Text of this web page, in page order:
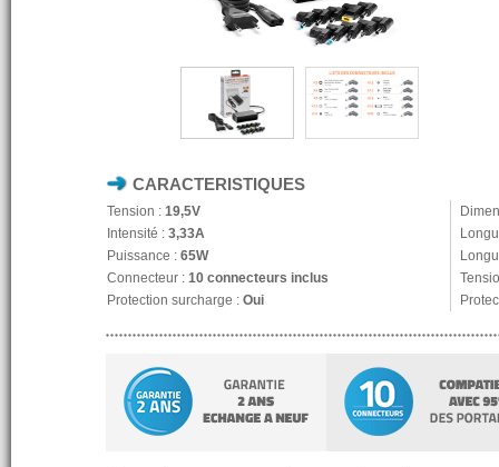
CARACTERISTIQUES
Tension : 19,5V
Intensité : 3,33A
Puissance : 65W
Connecteur : 10 connecteurs inclus
Protection surcharge : Oui